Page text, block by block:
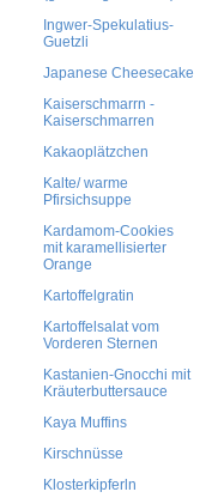
Ingwer-Spekulatius-
Guetzli
Japanese Cheesecake
Kaiserschmarrn -
Kaiserschmarren
Kakaoplätzchen
Kalte/ warme
Pfirsichsuppe
Kardamom-Cookies
mit karamellisierter
Orange
Kartoffelgratin
Kartoffelsalat vom
Vorderen Sternen
Kastanien-Gnocchi mit
Kräuterbuttersauce
Kaya Muffins
Kirschnüsse
Klosterkipferln